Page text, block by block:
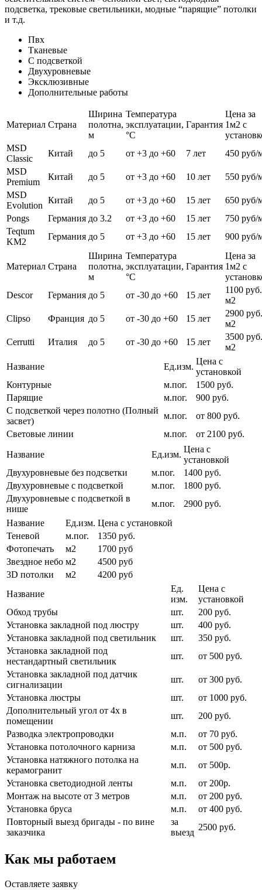
подсветка, трековые светильники, модные “парящие” потолки
и т.д.
Пвх
Тканевые
С подсветкой
Двухуровневые
Эксклюзивные
Дополнительные работы
Материал Страна
Ширина
полотна,
м
Температура
эксплуатации,
°С
Гарантия
Цена за
1м2 с
MSD
Classic
Китай до 5 от +3 до +60 7 лет
450 руб/
MSD
Premium
Китай до 5 от +3 до +60 10 лет
550 руб/
MSD
Evolution
Китай до 5 от +3 до +60 15 лет
650 руб/
Pongs
Германия до 3.2 от +3 до +60 15 лет
750 руб/
Teqtum
KM2
Германия до 5 от +3 до +60 15 лет 900 руб/
Материал Страна
Ширина
полотна,
м
Температура
эксплуатации,
°С
Гарантия
Цена за
1м2 с
Descor
Германия до 5 от -30 до +60 15 лет
1100
м2
Clipso
Франция до 5 от -30 до +60 15 лет
2900
м2
Cerrutti
Италия до 5 от -30 до +60 15 лет
3500
м2
Название
Ед.изм.
Цена с
установкой
Контурные
м.пог.
1500 руб.
Парящие
м.пог.
900 руб.
С подсветкой через полотно (Полный
засвет)
м.пог.
от 800 руб.
Световые линии
м.пог. от 2100 руб.
Название Ед.изм.
Цена с
установкой
Двухуровневые без подсветки
м.пог.
1400 руб.
Двухуровневые с подсветкой
м.пог.
1800 руб.
Двухуровневые с подсветкой в
нише
м.пог.
2900 руб.
Название
Ед.изм. Цена с установкой
Теневой
м.пог.
1350 руб.
Фотопечать
м2
1700 руб
Звездное небо м2
4500 руб
3D потолки
м2
4200 руб
Название
Ед.
изм.
Цена с
установкой
Обход трубы
шт.
200 руб.
Установка закладной под люстру
шт.
400 руб.
Установка закладной под светильник
шт.
350 руб.
Установка закладной под
нестандартный светильник
шт.
от 500 руб.
Установка закладной под датчик
сигнализации
шт.
от 300 руб.
Установка люстры
шт.
от 1000 руб.
Дополнительный угол от 4х в
помещении
шт.
200 руб.
Разводка электропроводки
м.п.
от 70 руб.
Установка потолочного карниза
м.п.
от 500 руб.
Установка натяжного потолка на
керамогранит
м.п.
от 500р.
Установка светодиодной ленты
м.п.
от 200р.
Монтаж на высоте от 3 метров
м.п.
от 200 руб.
Установка бруса
м.п.
от 400 руб.
Повторный выезд бригады - по вине
заказчика
за
выезд
2500 руб.
Как мы работаем
Оставляете заявку